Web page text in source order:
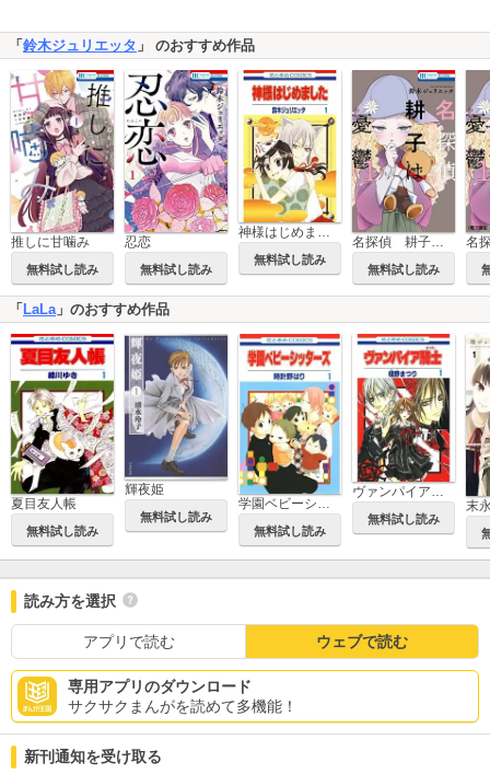
「 鈴木ジュリエッタ 」 のおすすめ作品
推しに甘噛み
無料試し読み
忍恋
無料試し読み
神様はじめました
無料試し読み
名探偵 耕子は憂鬱
無料試し読み
「 LaLa 」のおすすめ作品
夏目友人帳
無料試し読み
輝夜姫
無料試し読み
無料試し読み
ヴァンパイア騎士(ナイト)
無料試し読み
読み方を選択
アプリで読む ウェブで読む
専用アプリのダウンロード
サクサクまんがを読めて多機能！
新刊通知を受け取る